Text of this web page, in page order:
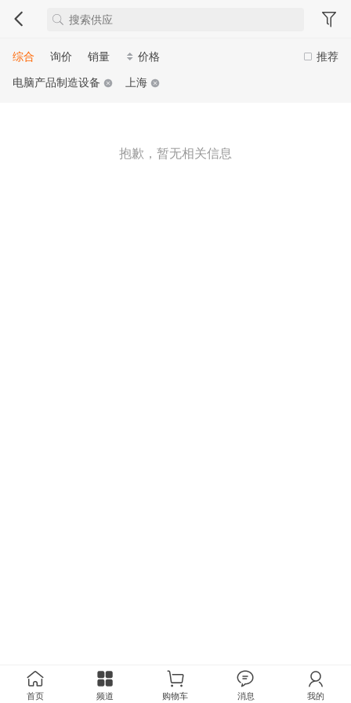
推荐
综合 询价 销量
价格
电脑产品制造设备
上海
抱歉，暂无相关信息
首页 频道 购物车 消息 我的